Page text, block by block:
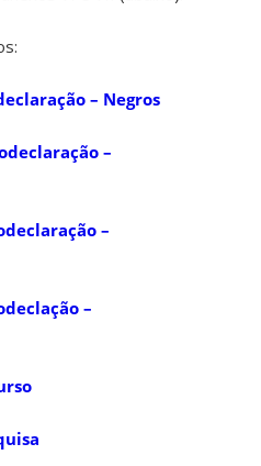
– Negros
–
–
–